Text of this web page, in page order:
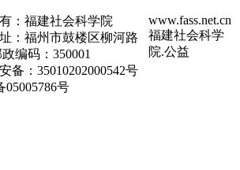
：福建社会科学院
：福州市鼓楼区柳河路
编码：350001
备：35010202000542号
05005786号
www.fass.net.cn
福建社会科学
院.公益